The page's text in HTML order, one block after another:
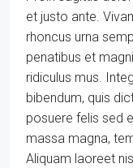
et justo ante.
rhoncus urna
penatibus et
ridiculus mus.
bibendum, quis
posuere felis sed
massa magna,
Aliquam laoreet